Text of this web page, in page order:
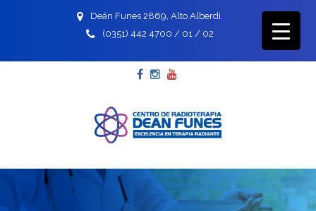
Deán Funes 2869, Alto Alberdi.
(0351) 442 4700 / 01 / 02
Facebook
Instagram